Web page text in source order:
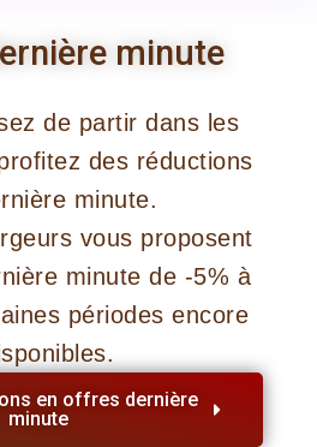
minute
de partir dans les
des réductions
minute.
vous proposent
minute de -5% à
périodes encore
en offres dernière
minute